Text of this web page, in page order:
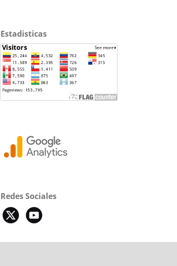
Estadisticas
Redes Sociales